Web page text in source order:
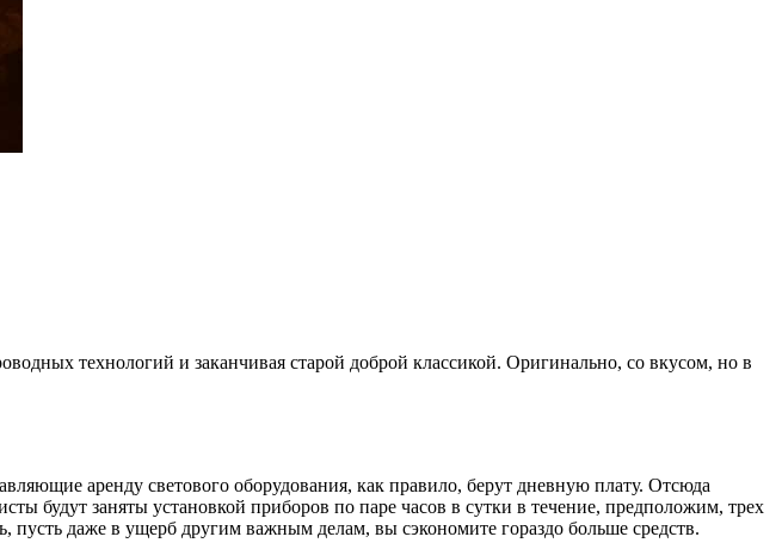
технологий и заканчивая старой доброй классикой. Оригинально, со вкусом, но в
аренду светового оборудования, как правило, берут дневную плату. Отсюда
будут заняты установкой приборов по паре часов в сутки в течение, предположим, трех
пусть даже в ущерб другим важным делам, вы сэкономите гораздо больше средств.